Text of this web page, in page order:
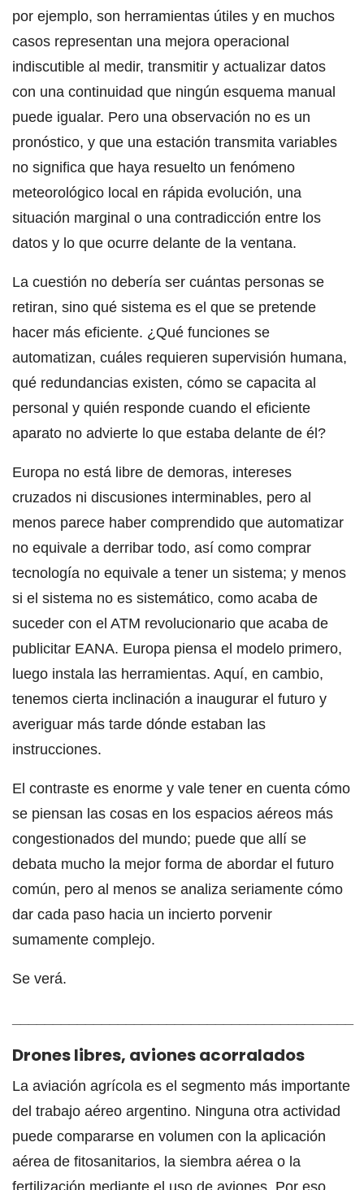
por ejemplo, son herramientas útiles y en muchos
casos representan una mejora operacional
indiscutible al medir, transmitir y actualizar datos
con una continuidad que ningún esquema manual
puede igualar. Pero una observación no es un
pronóstico, y que una estación transmita variables
no significa que haya resuelto un fenómeno
meteorológico local en rápida evolución, una
situación marginal o una contradicción entre los
datos y lo que ocurre delante de la ventana.
La cuestión no debería ser cuántas personas se
retiran, sino qué sistema es el que se pretende
hacer más eficiente. ¿Qué funciones se
automatizan, cuáles requieren supervisión humana,
qué redundancias existen, cómo se capacita al
personal y quién responde cuando el eficiente
aparato no advierte lo que estaba delante de él?
Europa no está libre de demoras, intereses
cruzados ni discusiones interminables, pero al
menos parece haber comprendido que automatizar
no equivale a derribar todo, así como comprar
tecnología no equivale a tener un sistema; y menos
si el sistema no es sistemático, como acaba de
suceder con el ATM revolucionario que acaba de
publicitar EANA. Europa piensa el modelo primero,
luego instala las herramientas. Aquí, en cambio,
tenemos cierta inclinación a inaugurar el futuro y
averiguar más tarde dónde estaban las
instrucciones.
El contraste es enorme y vale tener en cuenta cómo
se piensan las cosas en los espacios aéreos más
congestionados del mundo; puede que allí se
debata mucho la mejor forma de abordar el futuro
común, pero al menos se analiza seriamente cómo
dar cada paso hacia un incierto porvenir
sumamente complejo.
Se verá.
Drones libres, aviones acorralados
La aviación agrícola es el segmento más importante
del trabajo aéreo argentino. Ninguna otra actividad
puede compararse en volumen con la aplicación
aérea de fitosanitarios, la siembra aérea o la
fertilización mediante el uso de aviones. Por eso